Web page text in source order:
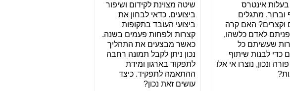
אינטרס
וברור, מתגלים
וקצרים? האם קרה
לאדם כלשהו,
שעשיתם כל
כדי לבנות שיתוף
ונכון, נוצרו אי אלו
שיטה מצוינת לקידום ושיפור
ביצועים. כדאי לבחון את
ביצועי העובד בתקופות
קצרות ולפחות פעמים בשנה.
כאשר מבצעים את התהליך
נכון ניתן לקבל תמונה רחבה
לתפקוד בארגון ומידת
ההתאמה לתפקיד. כיצד
עושים זאת נכון?